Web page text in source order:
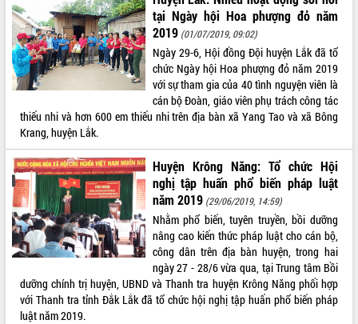
TIN TỨC SỰ KIỆN
SỞ, BAN, NGÀNH
UBND CÁC XÃ, PHƯỜNG
THÔNG TIN CHỈ ĐẠO ĐIỀU HÀNH
HỆ THỐNG VĂN BẢN
VĂN BẢN HĐND TỈNH
ĐIỂM TIN VĂN BẢN
QUY HOẠCH - KẾ HOẠCH
tại Ngày hội Hoa phượng đỏ năm
2019 (01/07/2019, 09:02)
Ngày 29-6, Hội đồng Đội huyện Lắk đã tổ
chức Ngày hội Hoa phượng đỏ năm 2019
với sự tham gia của 40 tình nguyện viên là
cán bộ Đoàn, giáo viên phụ trách công tác
thiếu nhi và hơn 600 em thiếu nhi trên địa bàn xã Yang Tao và xã Bông
Krang, huyện Lắk.
Huyện Krông Năng: Tổ chức Hội
nghị tập huấn phổ biến pháp luật
năm 2019 (29/06/2019, 14:59)
Nhằm phổ biến, tuyên truyền, bồi dưỡng
nâng cao kiến thức pháp luật cho cán bộ,
công dân trên địa bàn huyện, trong hai
ngày 27 - 28/6 vừa qua, tại Trung tâm Bồi
dưỡng chính trị huyện, UBND và Thanh tra huyện Krông Năng phối hợp
với Thanh tra tỉnh Đắk Lắk đã tổ chức hội nghị tập huấn phổ biến pháp
luật năm 2019.